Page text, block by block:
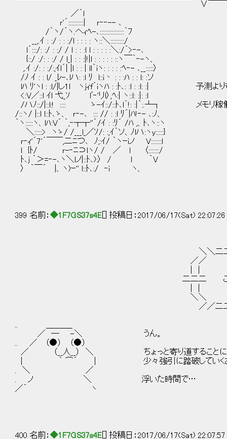
∨￣￣￣￣￣￣￣￣￣￣￣
／｀l
ｒ'´::::::::::| ｒ‐‐-- ､
/｀ヽ/´ヽ.へｨﾍ-､::::::::::::::::｀ﾌ
__,.ｲ : :/ : : :/l : : : : ヽ::＼:::::::::/
l´:::/: :/ : :/ / l : : :l l : : : : :＼:/｀>‐-､
{::/ :/: : :/ / l_| : : :|!|l : : : : : ::ヽ￣｀‐-ヽ、
,.ｲ :/: : :/:,ｲl´| |l : : | ll｀iヽ: : : : :ﾍ‐- ､__:::::〉
/ﾉ ｲ : : l/ _ﾚ-､lハ: :l ﾘ l::i丶 : : :ﾊ : : l: :ソ
lﾊ ﾘ'ヽl : :l/|し1l ヽｊｨf´iヽﾊ : :ﾄ､: :l : :l: :| 予測よりも
<:V／::l ｲl 弋_ｿ lﾞ‐'リl〉,ﾍ:| ヽ::l: :|: :l
/ハﾉ::/|::l:! :::: ゝ-ｲ::/::ﾄ､l｀!: :|｀:.┴┐ メモリ稼働率
/::ヽ/ |::l l::ﾄ､ゝ、 ｒ‐-､ ::: // : :l ﾘ´|ﾊ!‐- ､:ﾉ、
｀ヽ:::::ヽ、lﾊ:V´ ｀,‐┬┬''´/ｲ : :ﾘ´ /ﾊ ,、ﾄ､ヽ::ヽ
＼:::::> ヽゝ/ /___l_／ｿ/: :,ｲ｀ソ、ﾉlハ:ヽy:::::}
ｒ‐ｨ'´7'´￣￣,二ﾆつ､ ﾉ;:ｲ/ ｀ヽｰiノ V:::::::l
l {ﾄ/ ｒ-‐ﾆ⊃lヽ/ / ／ l 〈:::::::/
ﾄ､ｊ ｀＞=‐-､ヽ＼lノ|::ﾄ､):〉 / l ｀V
〉 ｀￣´ |、ヽ)ｰ'' l::ﾄ､:/ ‐i ヽ、
399 名前： ◆1F7GS37s4E [] 投稿日：2017/06/17(Sat)
＼＼二二二二二| |二二
／／
二二二 このまま２２番に
＼＼
／／二二二二二| |二二
／ ― -＼ うん。
.. ／ （●） （●）
／ （__人__） ＼ ちょっと寄り道することにな
| ｀ ⌒´ | 少々強引に踏破していくお
. ＼ ／
. ノ ＼ 浮いた時間で…
／´ ヽ
400 名前： ◆1F7GS37s4E [] 投稿日：2017/06/17(Sat)